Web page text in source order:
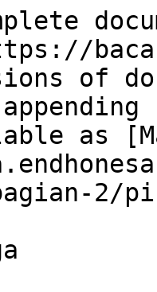
of
as
2/